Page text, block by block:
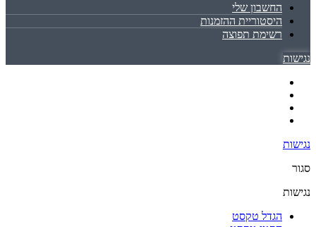
החשבון שלי
היסטוריית ההזמנות
רשימת תפוצה
נגישות
נגישות
סגור
נגישות
הגדל טקסט